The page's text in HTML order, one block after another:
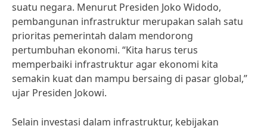
suatu negara. Menurut Presiden Joko Widodo,
pembangunan infrastruktur merupakan salah satu
prioritas pemerintah dalam mendorong
pertumbuhan ekonomi. “Kita harus terus
memperbaiki infrastruktur agar ekonomi kita
semakin kuat dan mampu bersaing di pasar global,”
ujar Presiden Jokowi.
Selain investasi dalam infrastruktur, kebijakan